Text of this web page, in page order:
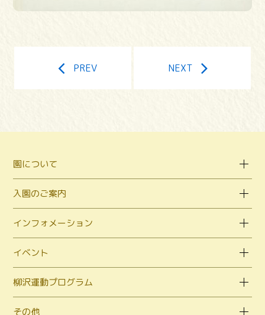
PREV NEXT
園について
入園のご案内
インフォメーション
イベント
柳沢運動プログラム
その他